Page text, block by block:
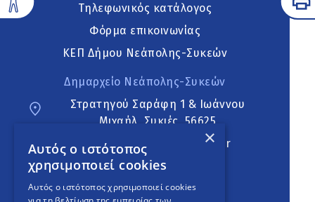
Τηλεφωνικός κατάλογος
Φόρμα επικοινωνίας
ΚΕΠ Δήμου Νεάπολης-Συκεών
Δημαρχείο Νεάπολης-Συκεών
Στρατηγού Σαράφη 1 & Ιωάννου
Μιχαήλ, Συκιές, 56625
neapoli.sykies@ddt.gov.gr
Ακολουθήστε
×
Αυτός ο ιστότοπος
χρησιμοποιεί cookies
Αυτός ο ιστότοπος χρησιμοποιεί cookies